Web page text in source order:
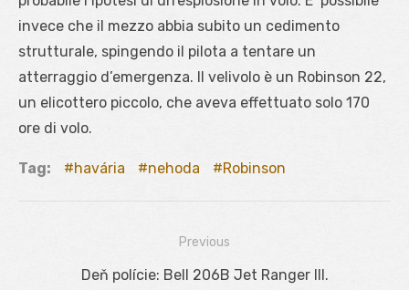
invece che il mezzo abbia subito un cedimento
strutturale, spingendo il pilota a tentare un
atterraggio d’emergenza. Il velivolo è un Robinson 22,
un elicottero piccolo, che aveva effettuato solo 170
ore di volo.
Tag: havária nehoda Robinson
Navigácia
Previous
Previous
Deň polície: Bell 206B Jet Ranger III.